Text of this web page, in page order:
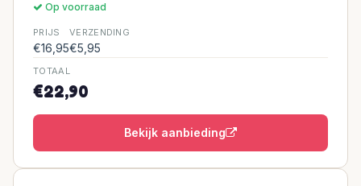
Op voorraad
PRIJS
€16,95
VERZENDING
€5,95
TOTAAL
€22,90
Bekijk aanbieding